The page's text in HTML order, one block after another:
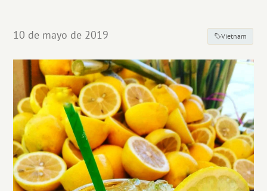
10 de mayo de 2019 Vietnam